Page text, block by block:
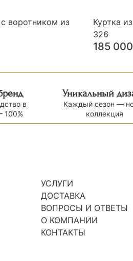
воротником из
Куртка
326
185 000
в
100%
Уникальный
Каждый сезон —
коллекция
УСЛУГИ
ДОСТАВКА
ВОПРОСЫ И ОТВЕТЫ
О КОМПАНИИ
КОНТАКТЫ